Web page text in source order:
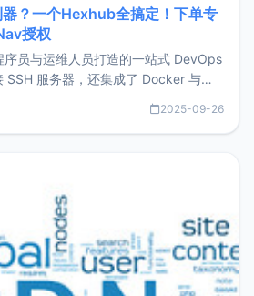
？一个Hexhub全搞定！下单专
授权
员与运维人员打造的一站式 DevOps
SSH 服务器，还集成了 Docker 与常
即可同时搞定运维与数据库操
2025-09-26